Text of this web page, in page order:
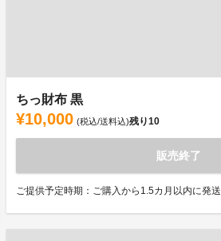
ちっ財布 黒
¥10,000 (税込/送料込)残り10
販売終了
ご提供予定時期：ご購入から1.5カ月以内に発送